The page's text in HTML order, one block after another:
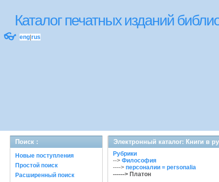
Каталог печатных изданий
👓 eng rus
Поиск :
Новые поступления
Простой поиск
Расширенный поиск
Электронный каталог: Книги в
Рубрики
--> Философия
----> персоналии = personalia
------> Платон